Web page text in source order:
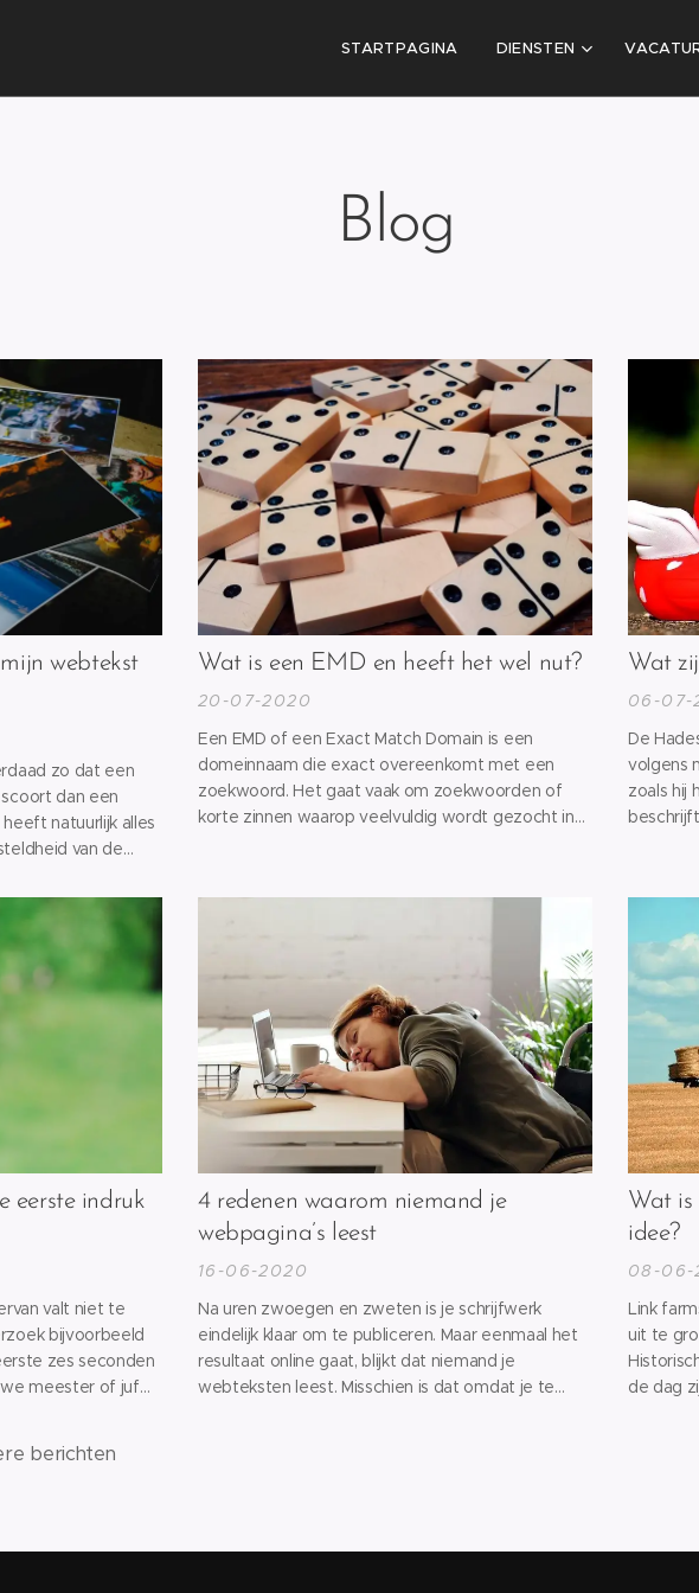
STARTPAGINA DIENSTEN
Blog
webtekst
zo dat een
dan een
natuurlijk alles
van de
in onze blog
een mailing
Wat is een EMD en heeft het wel nut?
20-07-2020
Een EMD of een Exact Match Domain is een
domeinnaam die exact overeenkomt met een
zoekwoord. Het gaat vaak om zoekwoorden of
korte zinnen waarop veelvuldig wordt gezocht in
www.slotenmakergent.be resulteert.
Wat
06-07-
De
volgens
zoals hij
en
eerste indruk
valt niet te
bijvoorbeeld
zes seconden
meester of juf
maar onderzoek
4 redenen waarom niemand je
webpagina’s leest
16-06-2020
Na uren zwoegen en zweten is je schrijfwerk
eindelijk klaar om te publiceren. Maar eenmaal het
resultaat online gaat, blijkt dat niemand je
webteksten leest. Misschien is dat omdat je te
Wat is
idee?
08-06-
Link
uit te
de dag
berichten